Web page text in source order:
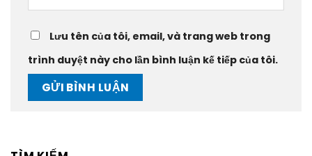
Lưu tên của tôi, email, và trang web trong
trình duyệt này cho lần bình luận kế tiếp của tôi.